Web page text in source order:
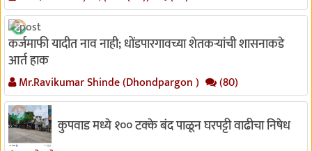
कर्जमाफी यादीत नाव नाही; धोंडपारगावच्या शेतकऱ्यांची शासनाकडे
आर्त हाक
Mr.Ravikumar Shinde (Dhondpargon ) (80)
कुपवाड मध्ये १०० टक्के बंद पाळून घरपट्टी वाढीचा निषेध